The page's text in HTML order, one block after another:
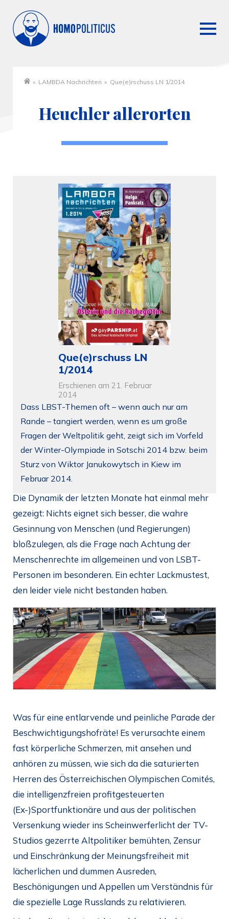
» LAMBDA Nachrichten » Que(e)rschuss LN 1/2014
Heuchler allerorten
Die Dynamik der letzten Monate hat einmal mehr
gezeigt: Nichts eignet sich besser, die wahre
Gesinnung von Menschen (und Regierungen)
bloßzulegen, als die Frage nach Achtung der
Menschenrechte im allgemeinen und von LSBT-
Personen im besonderen. Ein echter Lackmustest,
den leider viele nicht bestanden haben.
Was für eine entlarvende und peinliche Parade der
Beschwichtigungshofräte! Es verursachte einem
fast körperliche Schmerzen, mit ansehen und
anhören zu müssen, wie sich da die saturierten
Herren des Österreichischen Olympischen Comités,
die intelligenzfreien profitgesteuerten
(Ex-)Sportfunktionäre und aus der politischen
Versenkung wieder ins Scheinwerferlicht der TV-
Studios gezerrte Altpolitiker bemühten, Zensur
und Einschränkung der Meinungsfreiheit mit
lächerlichen und dummen Ausreden,
Beschönigungen und Appellen um Verständnis für
die spezielle Lage Russlands zu relativieren.
Que(e)rschuss LN
1/2014
Erschienen am 21. Februar
2014
Dass LBST-Themen oft – wenn auch nur am
Rande – tangiert werden, wenn es um große
Fragen der Weltpolitik geht, zeigt sich im Vorfeld
der Winter-Olympiade in Sotschi 2014 bzw. beim
Sturz von Wiktor Janukowytsch in Kiew im
Februar 2014.